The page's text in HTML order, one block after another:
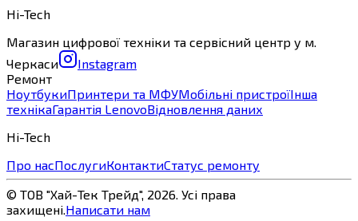
Hi-Tech
Магазин цифрової техніки та сервісний центр у м.
Черкаси
Instagram
Ремонт
НоутбукиПринтери та МФУМобільні пристроїІнша
технікаГарантія LenovoВідновлення даних
Hi-Tech
Про насПослугиКонтактиСтатус ремонту
© ТОВ "Хай-Тек Трейд", 2026. Усі права
захищені.Написати нам